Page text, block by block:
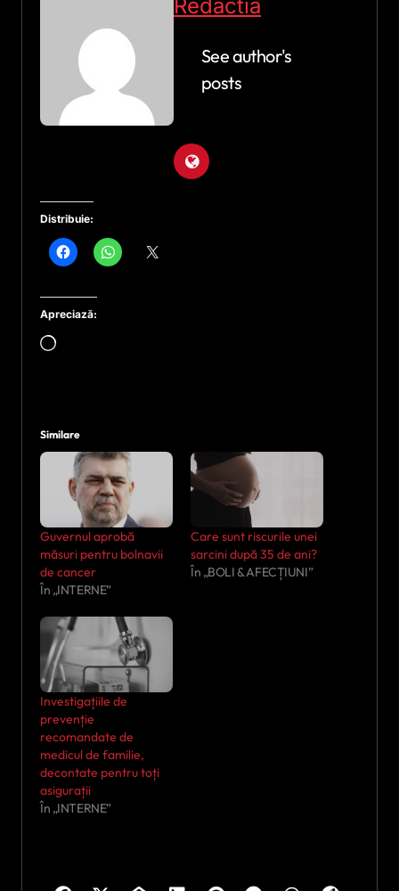
Redactia
See author's
posts
Distribuie:
Apreciază:
Încarc...
Similare
Guvernul aprobă
măsuri pentru bolnavii
de cancer
În „INTERNE”
Care sunt riscurile unei
sarcini după 35 de ani?
În „BOLI & AFECȚIUNI”
Investigațiile de
prevenție
recomandate de
medicul de familie,
decontate pentru toți
asigurații
În „INTERNE”